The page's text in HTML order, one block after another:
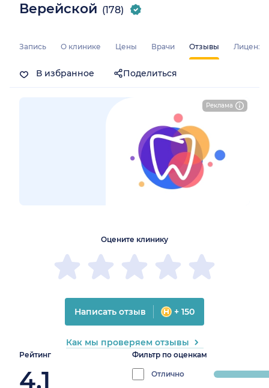
Реклама
Верейской (178)
Запись О клинике Цены Врачи Отзывы
В избранное Поделиться
Рейтинг
4.1
Фильтр по оценкам
Отлично
progress:
Оцените клинику
Написать отзыв + 150
Как мы проверяем отзывы